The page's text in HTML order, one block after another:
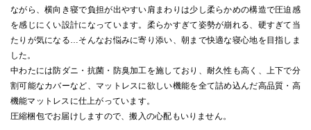
ながら、横向き寝で負担が出やすい肩まわりは少し柔らかめの構造で圧迫感
を感じにくい設計になっています。柔らかすぎて姿勢が崩れる、硬すぎて当
たりが気になる…そんなお悩みに寄り添い、朝まで快適な寝心地を目指しま
した。
中わたには防ダニ・抗菌・防臭加工を施しており、耐久性も高く、上下で分
割可能なカバーなど、マットレスに欲しい機能を全て詰め込んだ高品質・高
機能マットレスに仕上がっています。
圧縮梱包でお届けしますので、搬入の心配もいりません。